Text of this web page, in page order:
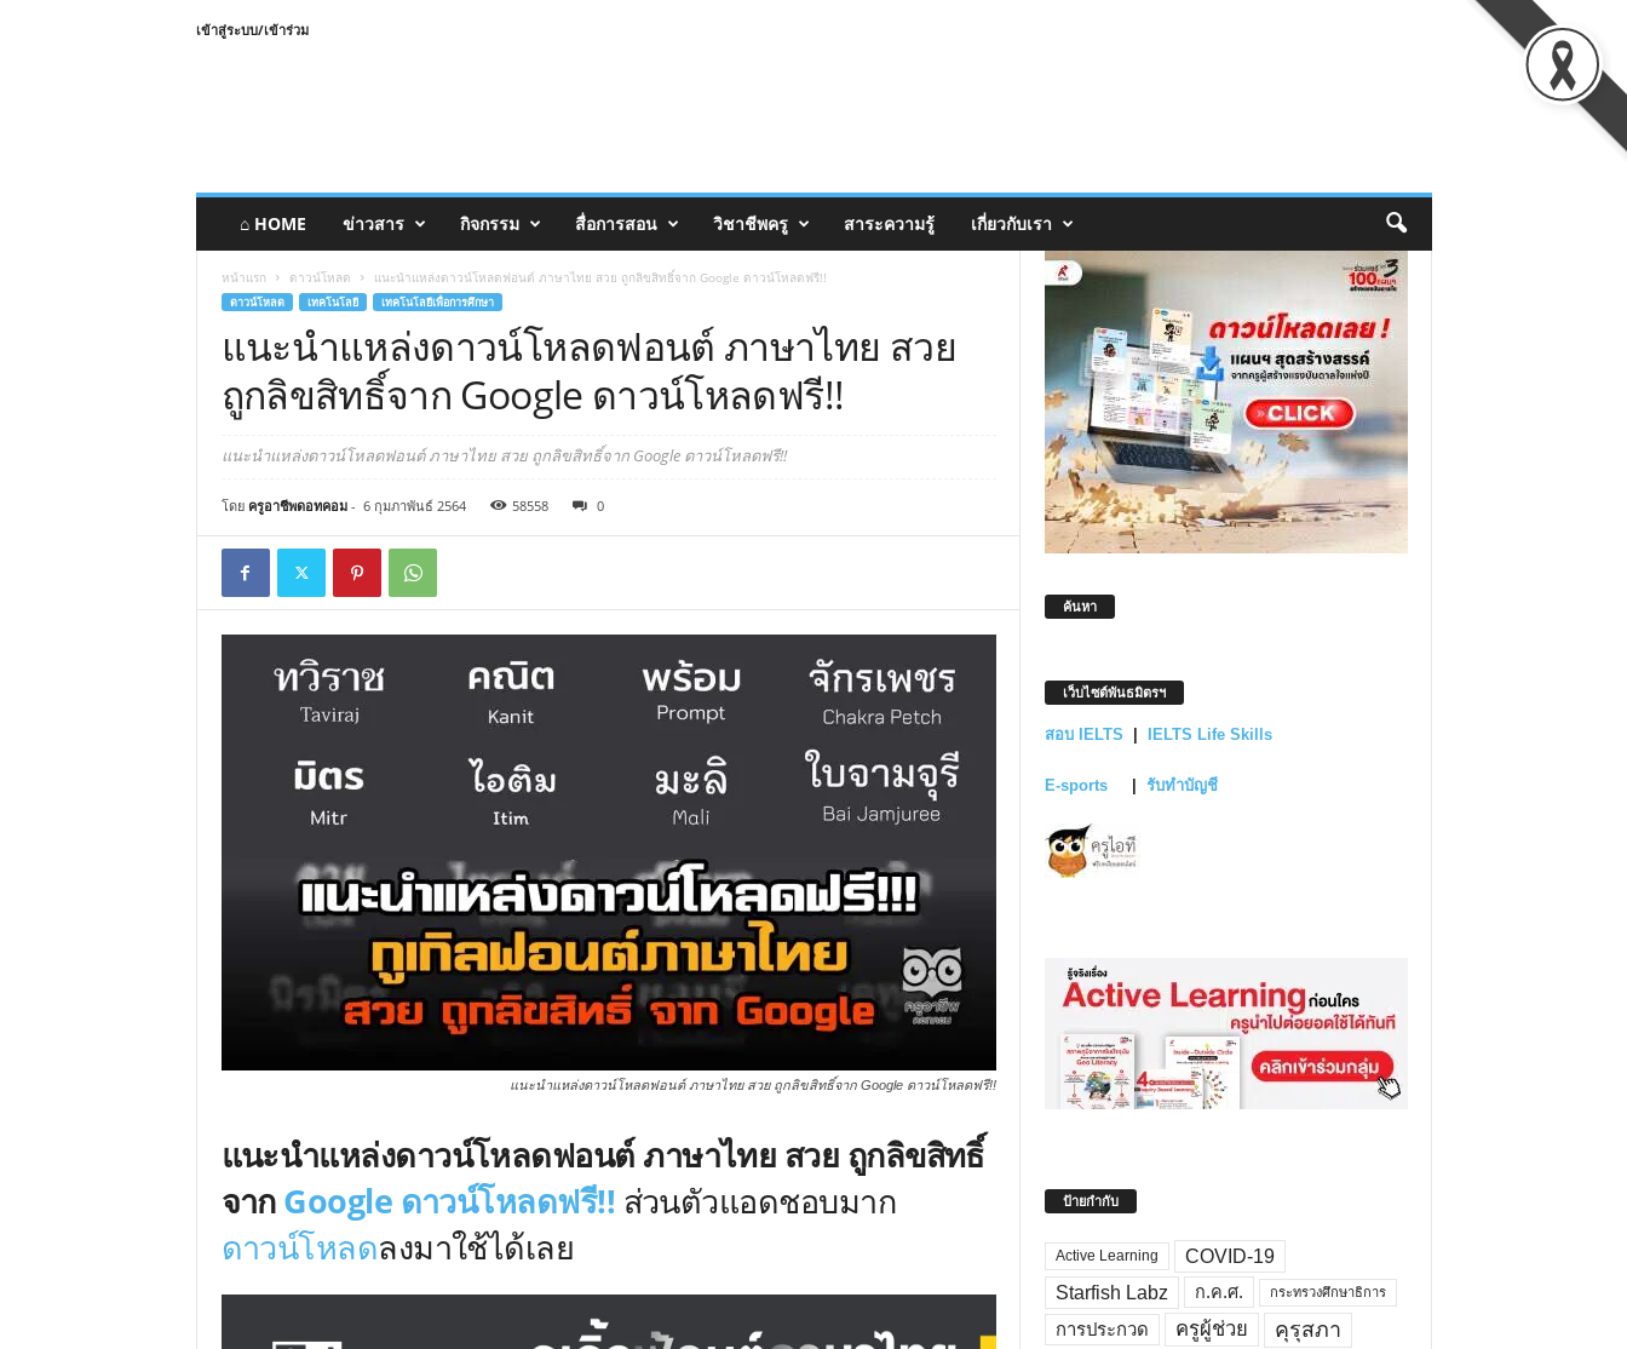
เข้าสู่ระบบ/เข้าร่วม
⌂ HOME ข่าวสาร กิจกรรม สื่อการสอน วิชาชีพครู สาระความรู้ เกี่ยวกับเรา
หน้าแรก ดาวน์โหลด แนะนำแหล่งดาวน์โหลดฟอนต์ ภาษาไทย สวย ถูกลิขสิทธิ์จาก Google ดาวน์โหลดฟรี!!
ดาวน์โหลด เทคโนโลยี เทคโนโลยีเพื่อการศึกษา
แนะนำแหล่งดาวน์โหลดฟอนต์ ภาษาไทย สวย
ถูกลิขสิทธิ์จาก Google ดาวน์โหลดฟรี!!
แนะนำแหล่งดาวน์โหลดฟอนต์ ภาษาไทย สวย ถูกลิขสิทธิ์จาก Google ดาวน์โหลดฟรี!!
โดย ครูอาชีพดอทคอม- 6 กุมภาพันธ์ 2564 58558 0
แนะนำแหล่งดาวน์โหลดฟอนต์ ภาษาไทย สวย ถูกลิขสิทธิ์จาก Google ดาวน์โหลดฟรี!!
แนะนำแหล่งดาวน์โหลดฟอนต์ ภาษาไทย สวย ถูกลิขสิทธิ์
จากGoogle ดาวน์โหลดฟรี!! ส่วนตัวแอดชอบมาก
ดาวน์โหลดลงมาใช้ได้เลย
ค้นหา
เว็บไซต์พันธมิตรฯ
สอบ IELTS IELTS Life Skills
E-sports รับทำบัญชี
ป้ายกำกับ
Active Learning
COVID-19
Starfish Labz
ก.ค.ศ. กระทรวงศึกษาธิการ
การประกวด ครูผู้ช่วย คุรุสภา